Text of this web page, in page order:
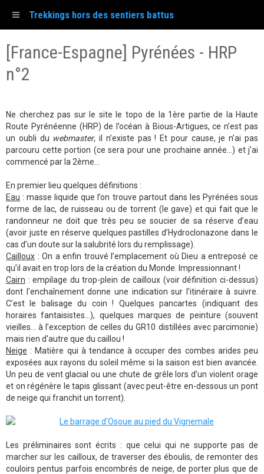
Trekkings hors des sentiers battus
[France-Espagne] Pyrénées - HRP
n°2
Ne cherchez pas sur le site le topo de la 1ère partie de la Haute
Route Pyrénéenne (HRP) de l’océan à Bious-Artigues, ce n’est pas
un oubli du webmaster, il n’existe pas ! Et pour cause, je n’ai pas
parcouru cette portion (ce sera pour une prochaine année...) et j’ai
commencé par la 2ème...
En premier lieu quelques définitions :
Eau : masse liquide que l’on trouve partout dans les Pyrénées sous
forme de lac, de ruisseau ou de torrent (le gave) et qui fait que le
randonneur ne doit que très peu se soucier de sa réserve d’eau
(avoir juste en réserve quelques pastilles d’Hydroclonazone dans le
cas d’un doute sur la salubrité lors du remplissage).
Cailloux : On a enfin trouvé l’emplacement où Dieu a entreposé ce
qu’il avait en trop lors de la création du Monde. Impressionnant !
Cairn : empilage du trop-plein de cailloux (voir définition ci-dessus)
dont l'enchaînement donne une indication sur l’itinéraire à suivre.
C’est le balisage du coin ! Quelques pancartes (indiquant des
horaires fantaisistes...), quelques marques de peinture (souvent
vieilles... à l’exception de celles du GR10 distillées avec parcimonie)
mais rien d'autre que du caillou !
Neige : Matière qui à tendance à occuper des combes arides peu
exposées aux rayons du soleil même si la saison est bien avancée.
Un peu de vent glacial ou une chute de grêle lors d’un violent orage
et on régénère le tapis glissant (avec peut-être en-dessous un pont
de neige qui franchit un torrent).
Les préliminaires sont écrits : que celui qui ne supporte pas de
marcher sur les cailloux, de traverser des éboulis, de remonter des
couloirs pentus parfois encombrés de neige, de porter plus que de